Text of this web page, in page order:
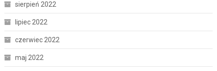
sierpień 2022
lipiec 2022
czerwiec 2022
maj 2022